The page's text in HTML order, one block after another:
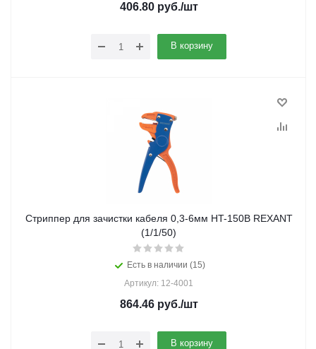
406.80руб./шт
В корзину
Стриппер для зачистки кабеля 0,3-6мм HT-150B REXANT
(1/1/50)
Есть в наличии (15)
Артикул: 12-4001
864.46руб./шт
В корзину